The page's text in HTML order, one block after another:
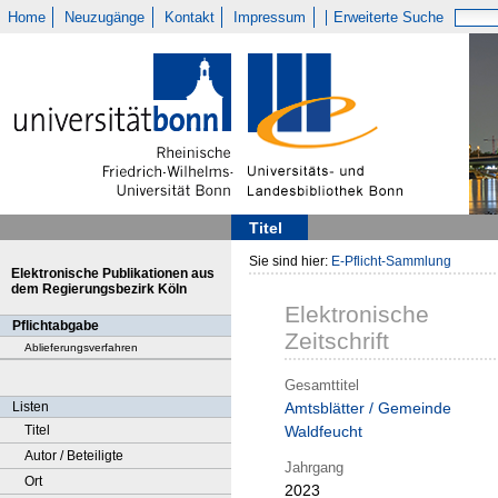
Home Neuzugänge Kontakt Impressum Erweiterte Suche
Titel
Elektronische Publikationen aus
dem Regierungsbezirk Köln
Pflichtabgabe
Ablieferungsverfahren
Listen
Titel
Autor / Beteiligte
Ort
Sie sind hier: E-Pflicht-Sammlung
Elektronische
Zeitschrift
Gesamttitel
Amtsblätter / Gemeinde
Waldfeucht
Jahrgang
2023